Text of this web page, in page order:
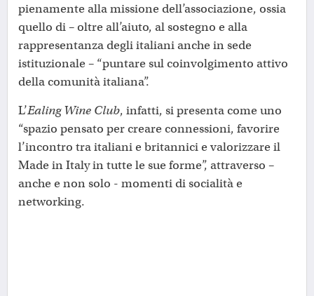
pienamente alla missione dell’associazione, ossia
quello di – oltre all’aiuto, al sostegno e alla
rappresentanza degli italiani anche in sede
istituzionale – “puntare sul coinvolgimento attivo
della comunità italiana”.
L’Ealing Wine Club, infatti, si presenta come uno
“spazio pensato per creare connessioni, favorire
l’incontro tra italiani e britannici e valorizzare il
Made in Italy in tutte le sue forme”, attraverso –
anche e non solo - momenti di socialità e
networking.